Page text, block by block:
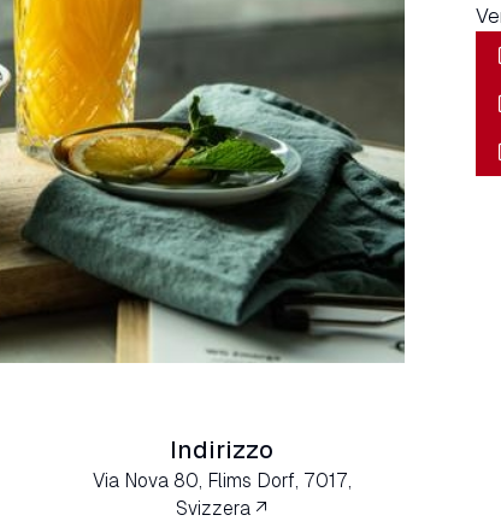
Indirizzo
Via Nova 80, Flims Dorf, 7017,
Svizzera ↗